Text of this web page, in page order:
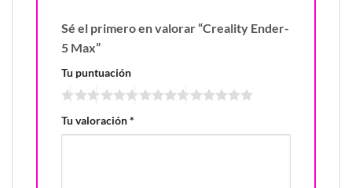
Sé el primero en valorar “Creality Ender-
5 Max”
Tu puntuación
Tu valoración*